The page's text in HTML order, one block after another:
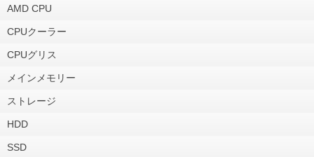
AMD CPU
CPUクーラー
CPUグリス
メインメモリー
ストレージ
HDD
SSD